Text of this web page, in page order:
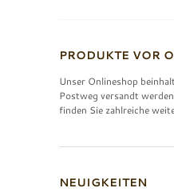
PRODUKTE VOR
Unser Onlineshop
Postweg versandt
finden Sie zahlreiche
NEUIGKEITEN